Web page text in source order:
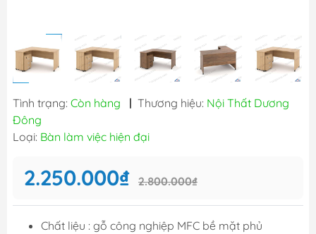
Tình trạng: Còn hàng | Thương hiệu: Nội Thất Dương
Đông
Loại: Bàn làm việc hiện đại
2.250.000₫ 2.800.000₫
Chất liệu : gỗ công nghiệp MFC bề mặt phủ